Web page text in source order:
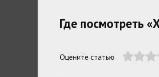
Где посмотреть
Оцените статью